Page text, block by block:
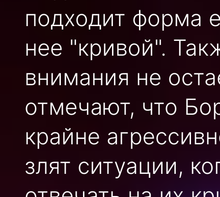
подходит форма
нее "кривой".
внимания не
отмечают, что
крайне
злят ситуации,